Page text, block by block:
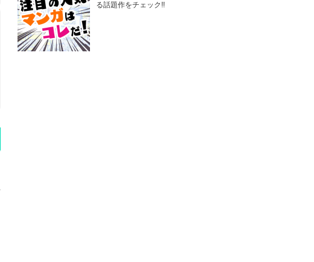
る話題作をチェック!!